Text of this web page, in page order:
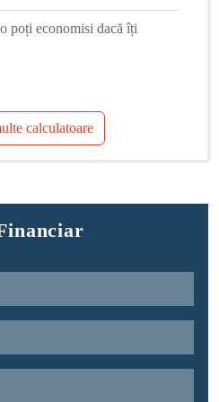
poți economisi dacă îți
calculatoare